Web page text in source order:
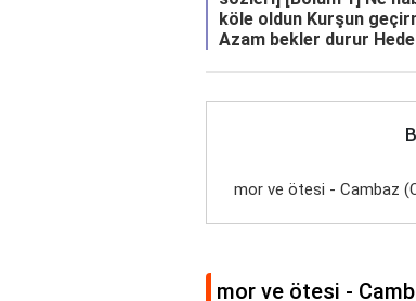
köle oldun Kurşun
Azam bekler durur
​mor ve ötesi - Cambaz
​mor ve ötesi -